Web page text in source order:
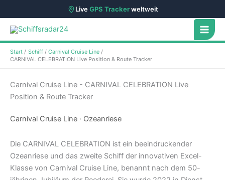
LiveGPS Trackerweltweit
Zum
Inhalt
springen
Start Schiff
Carnival Cruise Line
CARNIVAL CELEBRATION Live Position & Route Tracker
Carnival Cruise Line - CARNIVAL CELEBRATION Live
Position & Route Tracker
Carnival Cruise Line · Ozeanriese
Die CARNIVAL CELEBRATION ist ein beeindruckender
Ozeanriese und das zweite Schiff der innovativen Excel-
Klasse von Carnival Cruise Line, benannt nach dem 50-